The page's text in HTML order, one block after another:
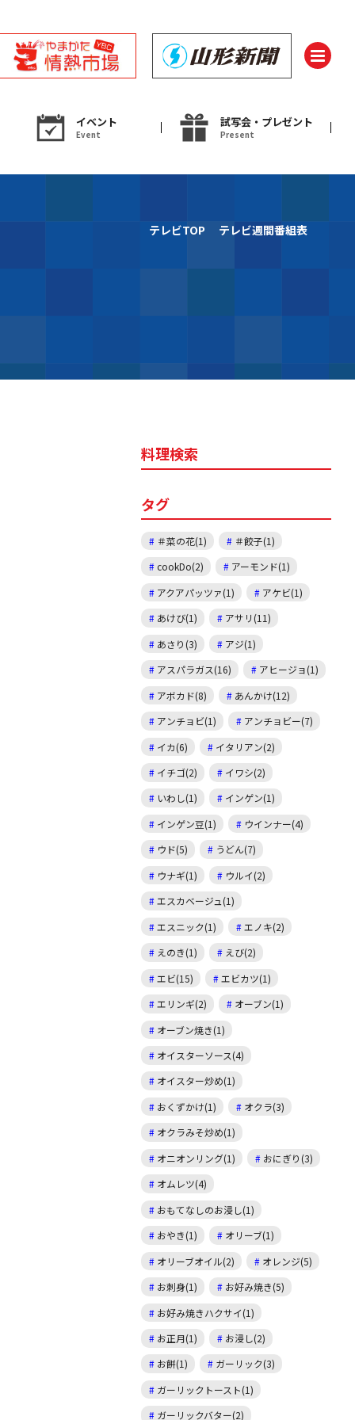
イベント
Event
試写会・プレゼント
Present
ト
テレビTOP テレビ週間番組表
料理検索
タグ
＃菜の花(1)
＃餃子(1)
cookDo(2)
アーモンド(1)
アクアパッツァ(1)
アケビ(1)
あけび(1)
アサリ(11)
あさり(3)
アジ(1)
アスパラガス(16)
アヒージョ(1)
アボカド(8)
あんかけ(12)
アンチョビ(1)
アンチョビー(7)
イカ(6)
イタリアン(2)
イチゴ(2)
イワシ(2)
いわし(1)
インゲン(1)
インゲン豆(1)
ウインナー(4)
ウド(5)
うどん(7)
ウナギ(1)
ウルイ(2)
エスカベージュ(1)
エスニック(1)
エノキ(2)
えのき(1)
えび(2)
エビ(15)
エビカツ(1)
エリンギ(2)
オーブン(1)
オーブン焼き(1)
オイスターソース(4)
オイスター炒め(1)
おくずかけ(1)
オクラ(3)
オクラみそ炒め(1)
オニオンリング(1)
おにぎり(3)
オムレツ(4)
おもてなしのお浸し(1)
おやき(1)
オリーブ(1)
オリーブオイル(2)
オレンジ(5)
お刺身(1)
お好み焼き(5)
お好み焼きハクサイ(1)
お正月(1)
お浸し(2)
お餅(1)
ガーリック(3)
ガーリックトースト(1)
ガーリックバター(2)